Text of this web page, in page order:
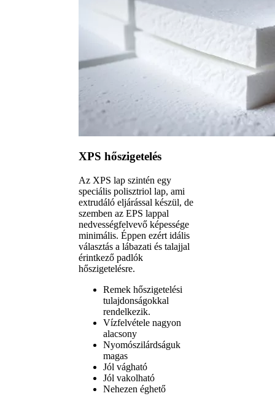
XPS hőszigetelés
Az XPS lap szintén egy
speciális polisztriol lap, ami
extrudáló eljárással készül, de
szemben az EPS lappal
nedvességfelvevő képessége
minimális. Éppen ezért idális
választás a lábazati és talajjal
érintkező padlók
hőszigetelésre.
Remek hőszigetelési
tulajdonságokkal
rendelkezik.
Vízfelvétele nagyon
alacsony
Nyomószilárdságuk
magas
Jól vágható
Jól vakolható
Nehezen éghető